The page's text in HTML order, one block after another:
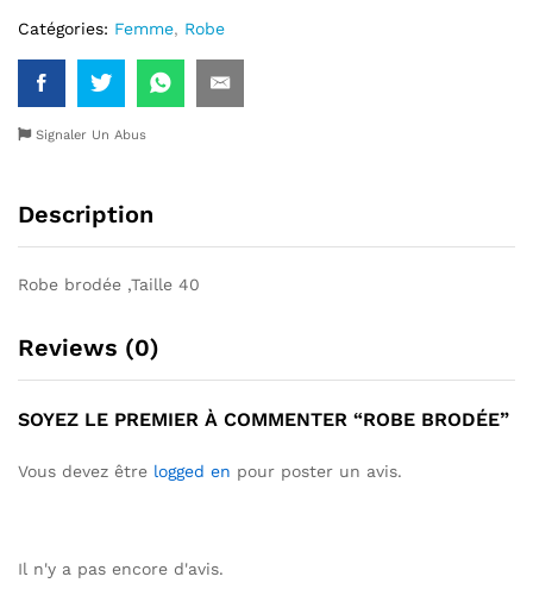
Catégories: Femme, Robe
Signaler Un Abus
Description
Robe brodée ,Taille 40
Reviews (0)
SOYEZ LE PREMIER À COMMENTER “ROBE BRODÉE”
Vous devez être logged en pour poster un avis.
Il n'y a pas encore d'avis.